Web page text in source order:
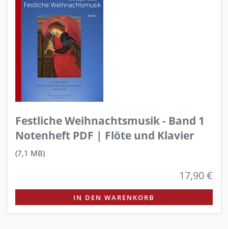
Festliche Weihnachtsmusik - Band 1
Notenheft PDF | Flöte und Klavier
(7,1 MB)
17,90 €
IN DEN WARENKORB